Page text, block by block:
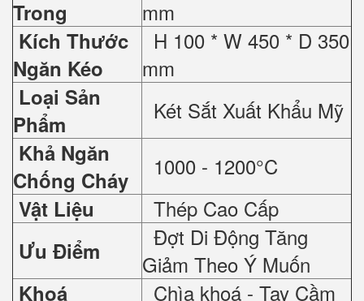
Trong
mm
Kích Thước
Ngăn Kéo
H 100 * W 450 * D 350
mm
Loại Sản
Phẩm
Két Sắt Xuất Khẩu Mỹ
Khả Ngăn
Chống Cháy
1000 - 1200°C
Vật Liệu Thép Cao Cấp
Ưu Điểm
Đợt Di Động Tăng
Giảm Theo Ý Muốn
Khoá Chìa khoá - Tay Cầm